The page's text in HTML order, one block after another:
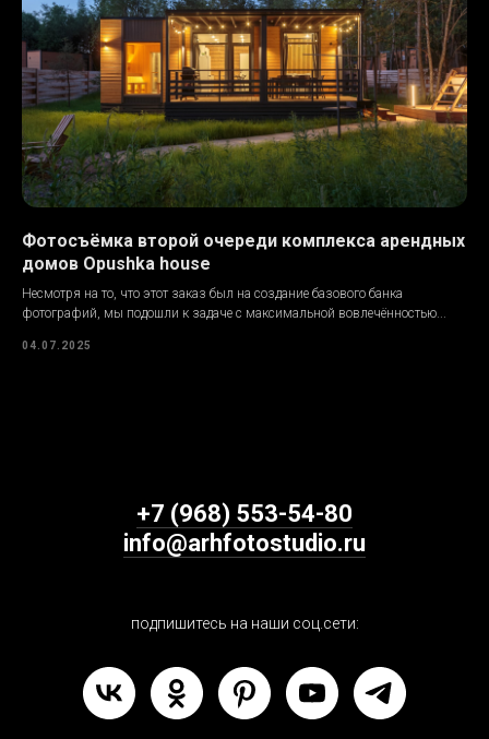
Фотосъёмка второй очереди комплекса арендных
домов Opushka house
Несмотря на то, что этот заказ был на создание базового банка
фотографий, мы подошли к задаче с максимальной вовлечённостью...
04.07.2025
+7 (968) 553-54-80
info@arhfotostudio.ru
подпишитесь на наши соц.сети: